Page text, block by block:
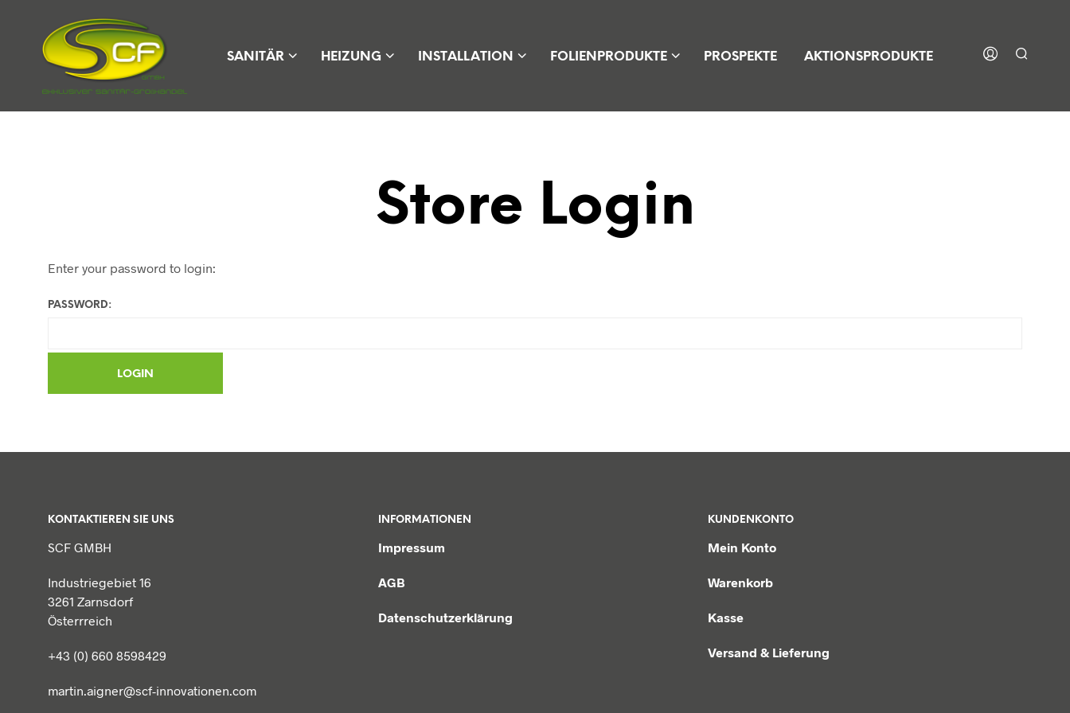
SANITÄR HEIZUNG INSTALLATION FOLIENPRODUKTE PROSPEKTE AKTIONSPRODUKTE
Store Login
Enter your password to login:
PASSWORD:
KONTAKTIEREN SIE UNS
SCF GMBH
Industriegebiet 16
3261 Zarnsdorf
Österrreich
+43 (0) 660 8598429
martin.aigner@scf-innovationen.com
INFORMATIONEN
Impressum
AGB
Datenschutzerklärung
KUNDENKONTO
Mein Konto
Warenkorb
Kasse
Versand & Lieferung